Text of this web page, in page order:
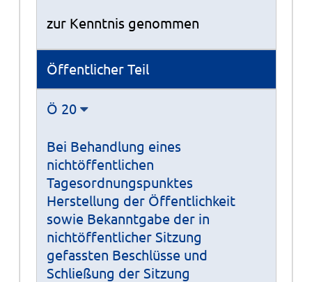
zur Kenntnis genommen
Öffentlicher Teil
Ö 20
Bei Behandlung eines
nichtöffentlichen
Tagesordnungspunktes
Herstellung der Öffentlichkeit
sowie Bekanntgabe der in
nichtöffentlicher Sitzung
gefassten Beschlüsse und
Schließung der Sitzung